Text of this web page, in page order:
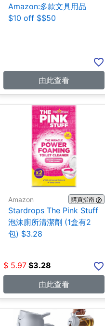
Amazon:多款文具用品
$10 off $$50
由此查看
Amazon 購買指南
Stardrops The Pink Stuff
泡沫廁所清潔劑 (1盒有2
包) $3.28
$ 5.97 $3.28
由此查看